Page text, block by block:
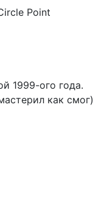
Point
1999-ого года.
как смог)